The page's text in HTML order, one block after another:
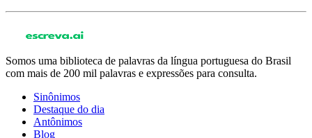
Somos uma biblioteca de palavras da língua portuguesa do Brasil
com mais de 200 mil palavras e expressões para consulta.
Sinônimos
Destaque do dia
Antônimos
Blog